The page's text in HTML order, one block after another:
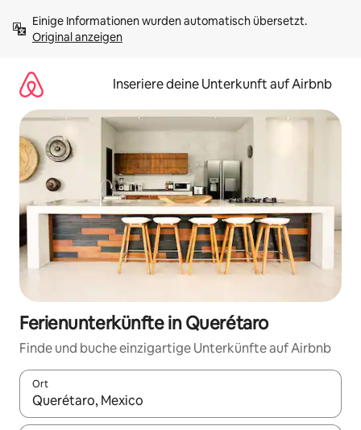
Inhalten
springenOriginal anzeigen
Inseriere deine Unterkunft auf Airbnb
Ferienunterkünfte in Querétaro
Finde und buche einzigartige Unterkünfte auf Airbnb
Ort
Wenn Ergebnisse verfügbar sind, navigiere mit den